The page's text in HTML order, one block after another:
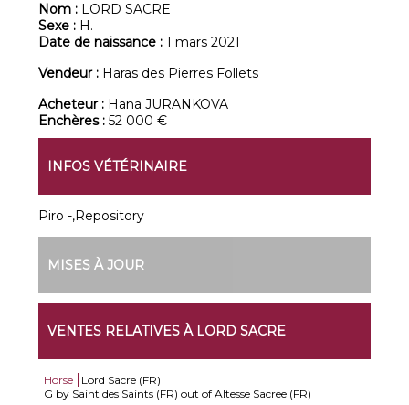
Nom : LORD SACRE
Sexe : H.
Date de naissance :1 mars 2021
Vendeur : Haras des Pierres Follets
Acheteur : Hana JURANKOVA
Enchères :52 000 €
INFOS VÉTÉRINAIRE
Piro -,Repository
MISES À JOUR
VENTES RELATIVES À LORD SACRE
Horse
Lord Sacre (FR)
G by Saint des Saints (FR) out of Altesse Sacree (FR)